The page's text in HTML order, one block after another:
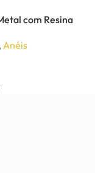
com Resina
, Anéis